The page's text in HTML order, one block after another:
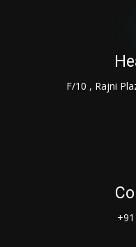
F/10 , Rajni